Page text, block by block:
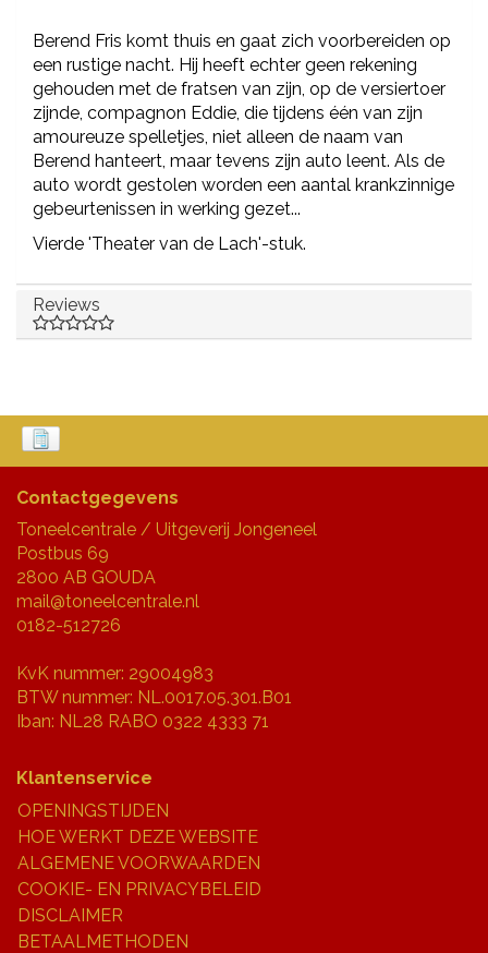
Berend Fris komt thuis en gaat zich voorbereiden op
een rustige nacht. Hij heeft echter geen rekening
gehouden met de fratsen van zijn, op de versiertoer
zijnde, compagnon Eddie, die tijdens één van zijn
amoureuze spelletjes, niet alleen de naam van
Berend hanteert, maar tevens zijn auto leent. Als de
auto wordt gestolen worden een aantal krankzinnige
gebeurtenissen in werking gezet...
Vierde 'Theater van de Lach'-stuk.
Reviews
Contactgegevens
Toneelcentrale / Uitgeverij Jongeneel
Postbus 69
2800 AB GOUDA
mail@toneelcentrale.nl
0182-512726
KvK nummer: 29004983
BTW nummer: NL.0017.05.301.B01
Iban: NL28 RABO 0322 4333 71
Klantenservice
OPENINGSTIJDEN
HOE WERKT DEZE WEBSITE
ALGEMENE VOORWAARDEN
COOKIE- EN PRIVACYBELEID
DISCLAIMER
BETAALMETHODEN